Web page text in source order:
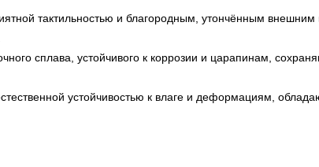
тактильностью и благородным, утончённым
сплава, устойчивого к коррозии и царапинам,
устойчивостью к влаге и деформациям,